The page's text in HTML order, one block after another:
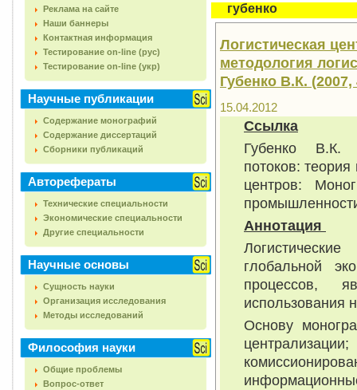
Реклама на сайте
Наши баннеры
Контактная информация
Тестирование on-line (рус)
Тестирование on-line (укр)
Научные публикации
Содержание монографий
Содержание диссертаций
Сборники публикаций
Авторефераты
Технические специальности
Экономические специальности
Другие специальности
Научные основы
Сущность науки
Организация исследования
Методы исследований
Философия науки
Общие проблемы
Вопрос-ответ
губенко
Логистическая
методология
Губенко В.К. (2007,
15.04.2012
Ссылка
Губенко В.К.
потоков:
центров:
Аннотация
глобальной
процессов,
использования
Основу